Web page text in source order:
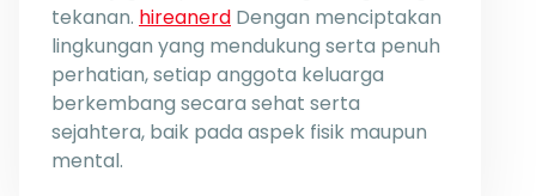
tekanan. hireanerd Dengan menciptakan
lingkungan yang mendukung serta penuh
perhatian, setiap anggota keluarga
berkembang secara sehat serta
sejahtera, baik pada aspek fisik maupun
mental.